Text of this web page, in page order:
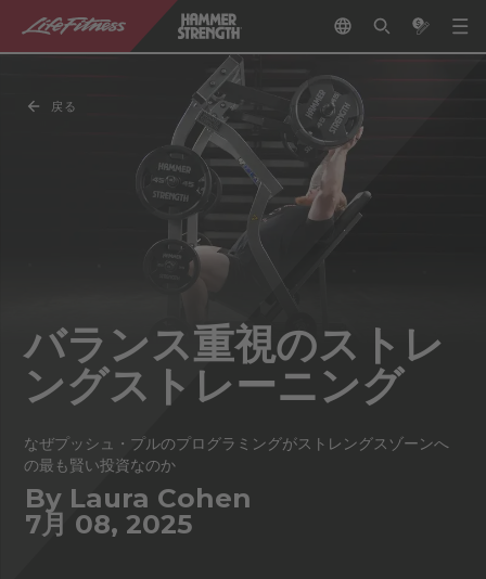
戻る
バランス重視のストレ
ングストレーニング
なぜプッシュ・プルのプログラミングがストレングスゾーンへ
の最も賢い投資なのか
By Laura Cohen
7月 08, 2025